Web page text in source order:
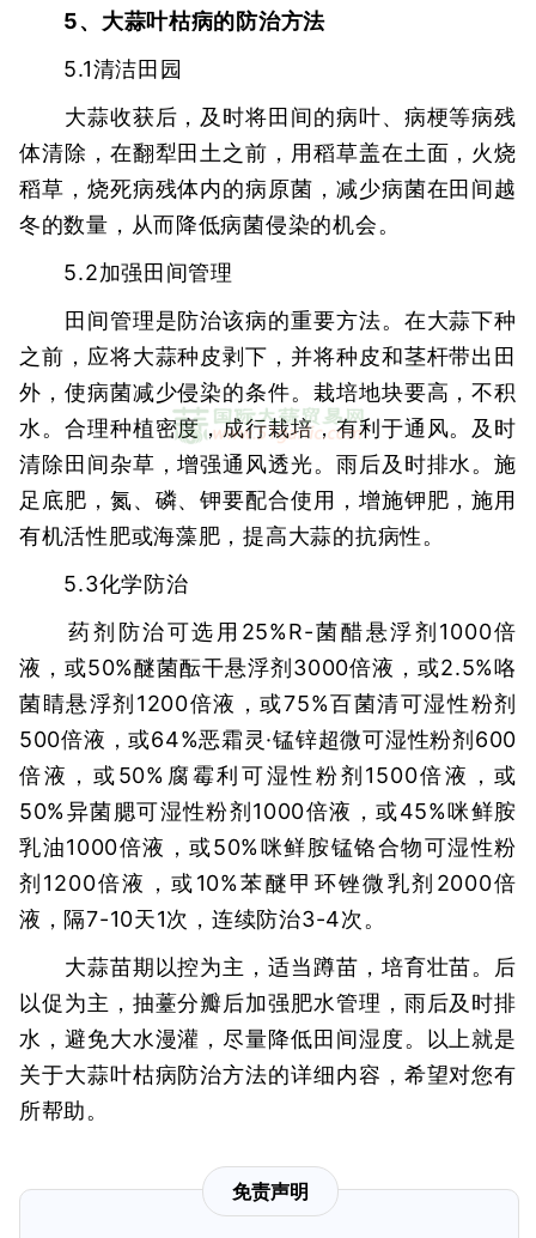
5、大蒜叶枯病的防治方法
5.1清洁田园
大蒜收获后，及时将田间的病叶、病梗等病残
体清除，在翻犁田土之前，用稻草盖在土面，火烧
稻草，烧死病残体内的病原菌，减少病菌在田间越
冬的数量，从而降低病菌侵染的机会。
5.2加强田间管理
田间管理是防治该病的重要方法。在大蒜下种
之前，应将大蒜种皮剥下，并将种皮和茎杆带出田
外，使病菌减少侵染的条件。栽培地块要高，不积
水。合理种植密度，成行栽培，有利于通风。及时
清除田间杂草，增强通风透光。雨后及时排水。施
足底肥，氮、磷、钾要配合使用，增施钾肥，施用
有机活性肥或海藻肥，提高大蒜的抗病性。
5.3化学防治
药剂防治可选用25%R-菌醋悬浮剂1000倍
液，或50%醚菌酝干悬浮剂3000倍液，或2.5%咯
菌睛悬浮剂1200倍液，或75%百菌清可湿性粉剂
500倍液，或64%恶霜灵·锰锌超微可湿性粉剂600
倍液，或50%腐霉利可湿性粉剂1500倍液，或
50%异菌腮可湿性粉剂1000倍液，或45%咪鲜胺
乳油1000倍液，或50%咪鲜胺锰铬合物可湿性粉
剂1200倍液，或10%苯醚甲环锉微乳剂2000倍
液，隔7-10天1次，连续防治3-4次。
大蒜苗期以控为主，适当蹲苗，培育壮苗。后
以促为主，抽薹分瓣后加强肥水管理，雨后及时排
水，避免大水漫灌，尽量降低田间湿度。以上就是
关于大蒜叶枯病防治方法的详细内容，希望对您有
所帮助。
免责声明